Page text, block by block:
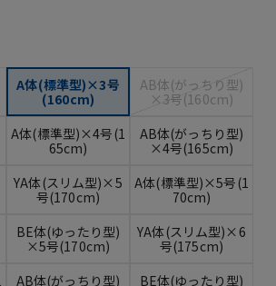
A体(標準型)×3号
(160cm)
AB体(がっちり型)
×3号(160cm)
A体(標準型)×4号(1
65cm)
AB体(がっちり型)
×4号(165cm)
YA体(スリム型)×5
号(170cm)
A体(標準型)×5号(1
70cm)
BE体(ゆったり型)
×5号(170cm)
YA体(スリム型)×6
号(175cm)
AB体(がっちり型)
BE体(ゆったり型)